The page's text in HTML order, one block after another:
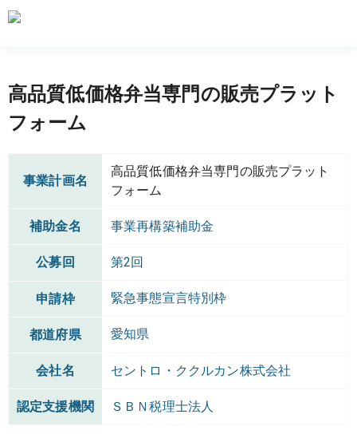
高品質低価格弁当専門の販売プラット
フォーム
事業計画名
高品質低価格弁当専門の販売プラット
フォーム
補助金名 事業再構築補助金
公募回 第2回
申請枠 緊急事態宣言特別枠
都道府県 愛知県
会社名 セントロ・ククルカン株式会社
認定支援機関 ＳＢＮ税理士法人